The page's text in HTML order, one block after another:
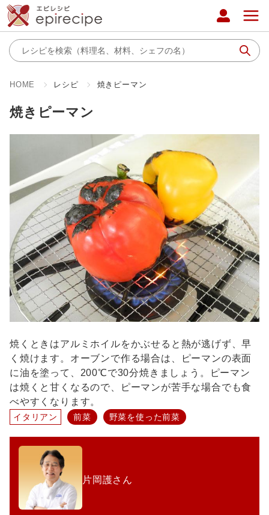
HOME レシピ 焼きピーマン
焼きピーマン
焼くときはアルミホイルをかぶせると熱が逃げず、早
く焼けます。オーブンで作る場合は、ピーマンの表面
に油を塗って、200℃で30分焼きましょう。ピーマン
は焼くと甘くなるので、ピーマンが苦手な場合でも食
べやすくなります。
イタリアン 前菜 野菜を使った前菜
片岡護さん